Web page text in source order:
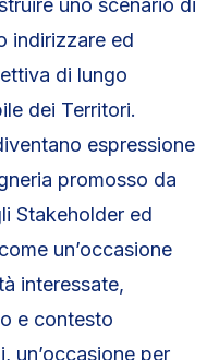
indirizzare ed
di lungo
dei Territori.
espressione
promosso da
Stakeholder ed
un’occasione
interessate,
e contesto
un’occasione per